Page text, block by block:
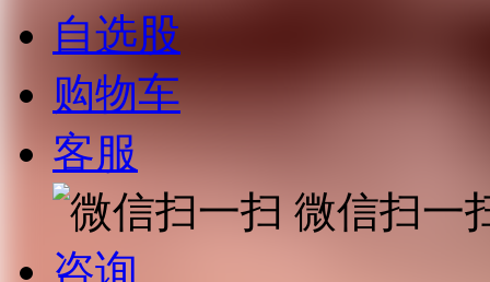
自选股
购物车
客服
微信扫一
咨询